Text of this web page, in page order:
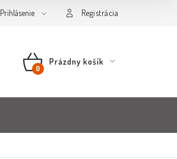
Prihlásenie Registrácia
NÁKUPNÝ
Prázdny košík